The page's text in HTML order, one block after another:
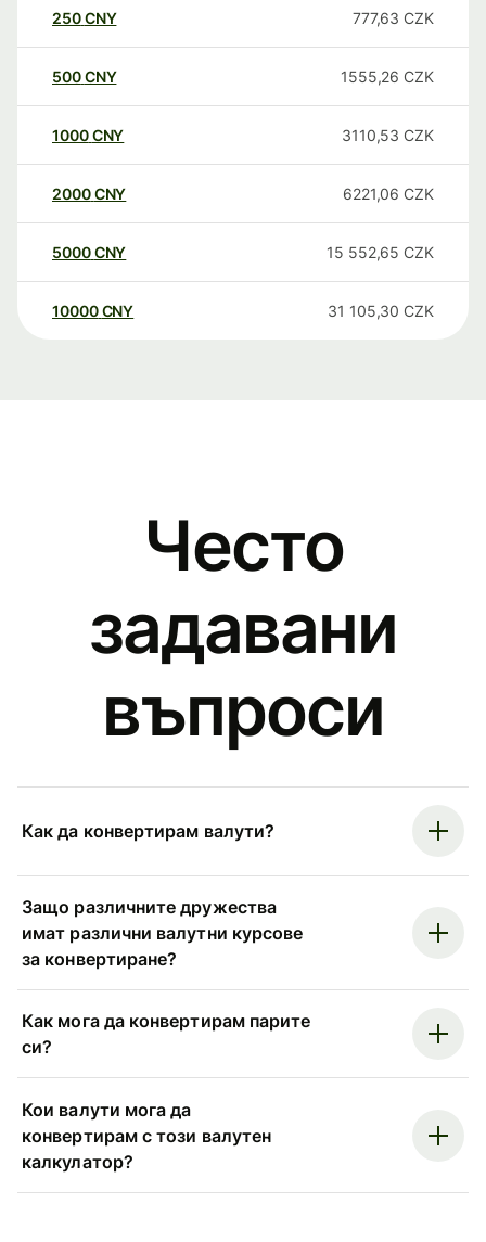
250CNY 777,63 CZK
500CNY 1555,26 CZK
1000CNY 3110,53 CZK
2000CNY 6221,06 CZK
5000CNY 15 552,65 CZK
10000 CNY 31 105,30 CZK
Често
задавани
въпроси
Как да конвертирам валути?
Защо различните дружества
имат различни валутни курсове
за конвертиране?
Как мога да конвертирам парите
си?
Кои валути мога да
конвертирам с този валутен
калкулатор?